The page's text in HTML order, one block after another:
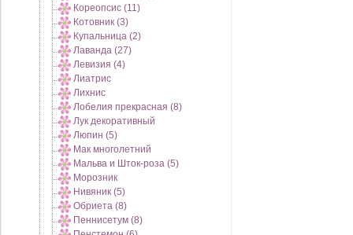
Кореопсис (11)
Котовник (3)
Купальница (2)
Лаванда (27)
Левизия (4)
Лиатрис
Лихнис
Лобелия прекрасная (8)
Лук декоративный
Люпин (5)
Мак многолетний
Мальва и Шток-роза (5)
Морозник
Нивяник (5)
Обриета (8)
Пеннисетум (8)